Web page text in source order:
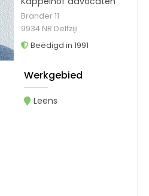
Brander 11
9934 NR Delfzijl
Beëdigd in 1991
Werkgebied
Leens